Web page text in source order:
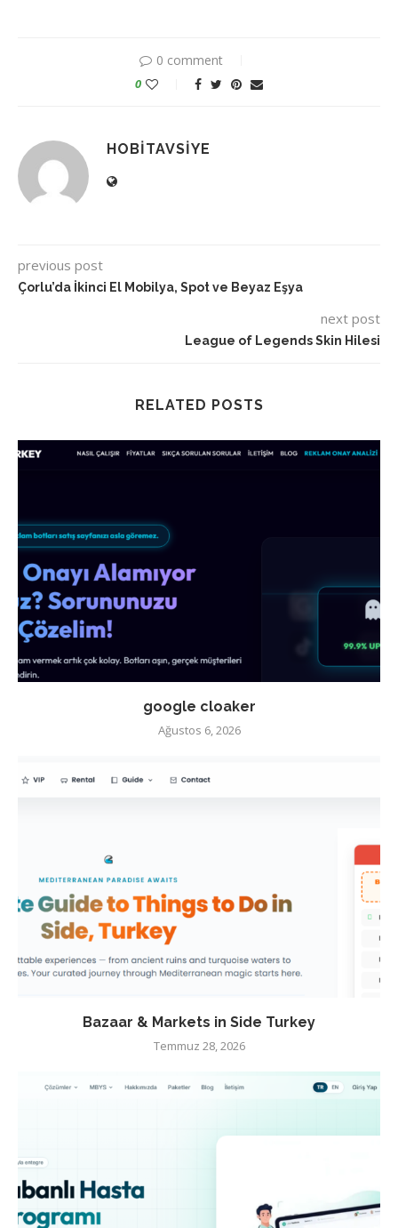
0 comment
0
HOBITAVSIYE
previous post
Çorlu’da İkinci El Mobilya, Spot ve Beyaz Eşya
next post
League of Legends Skin Hilesi
RELATED POSTS
google cloaker
Ağustos 6, 2026
Bazaar & Markets in Side Turkey
Temmuz 28, 2026